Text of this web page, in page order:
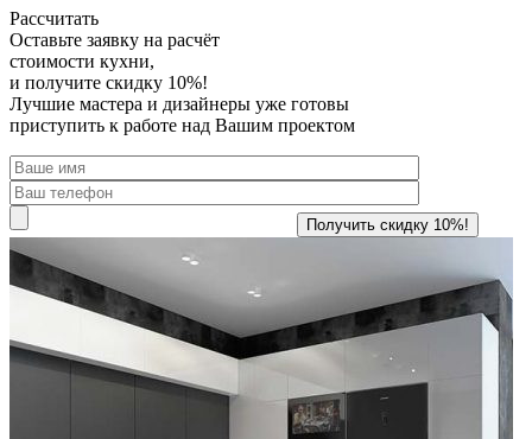
Рассчитать
Оставьте заявку на расчёт
стоимости кухни,
и получите скидку 10%!
Лучшие мастера и дизайнеры уже готовы
приступить к работе над Вашим проектом